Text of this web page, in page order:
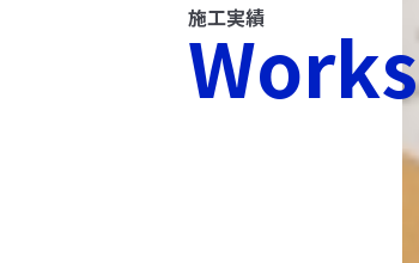
施工実績
Works